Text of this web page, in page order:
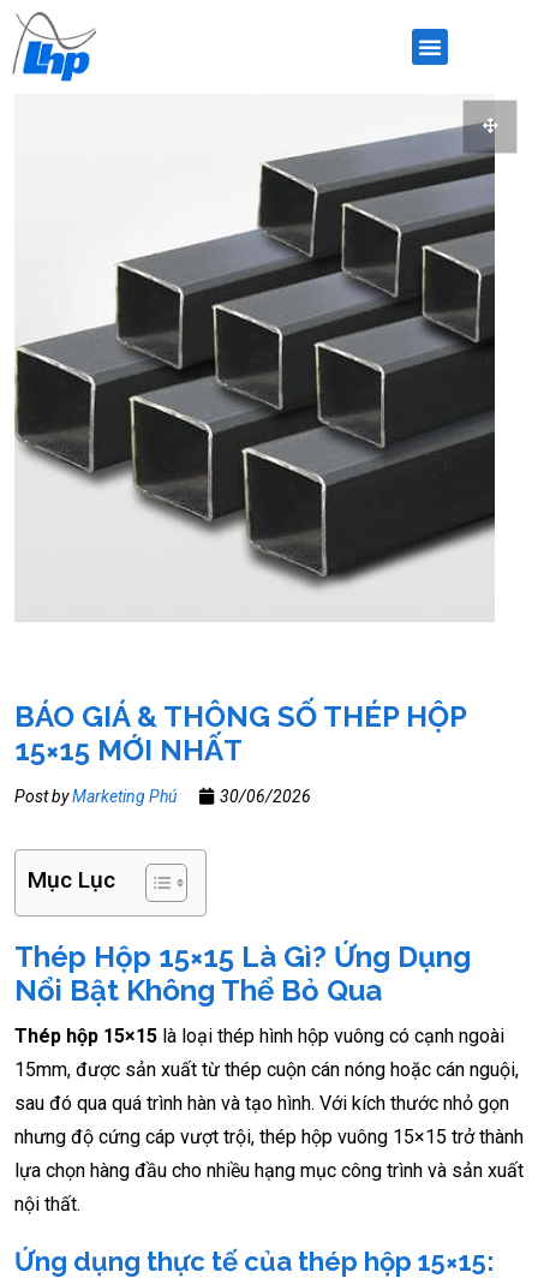
BÁO GIÁ & THÔNG SỐ THÉP HỘP
15×15 MỚI NHẤT
Post byMarketing Phú 30/06/2026
Mục Lục
Thép Hộp 15×15 Là Gì? Ứng Dụng
Nổi Bật Không Thể Bỏ Qua
Thép hộp 15×15 là loại thép hình hộp vuông có cạnh ngoài
15mm, được sản xuất từ thép cuộn cán nóng hoặc cán nguội,
sau đó qua quá trình hàn và tạo hình. Với kích thước nhỏ gọn
nhưng độ cứng cáp vượt trội, thép hộp vuông 15×15 trở thành
lựa chọn hàng đầu cho nhiều hạng mục công trình và sản xuất
nội thất.
Ứng dụng thực tế của thép hộp 15×15: